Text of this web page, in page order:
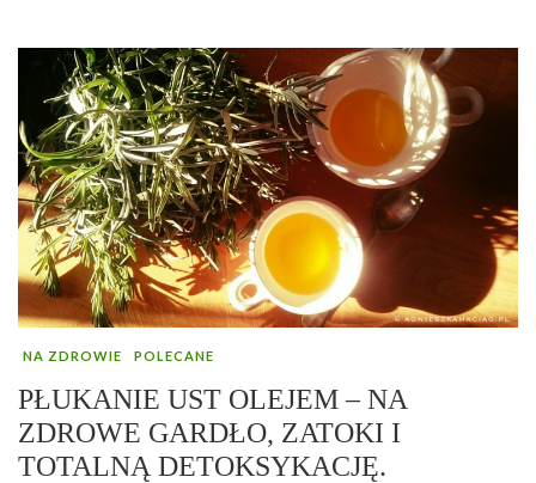
NA ZDROWIE POLECANE
PŁUKANIE UST OLEJEM – NA
ZDROWE GARDŁO, ZATOKI I
TOTALNĄ DETOKSYKACJĘ.